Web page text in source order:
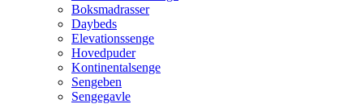
Boksmadrasser
Daybeds
Elevationssenge
Hovedpuder
Kontinentalsenge
Sengeben
Sengegavle